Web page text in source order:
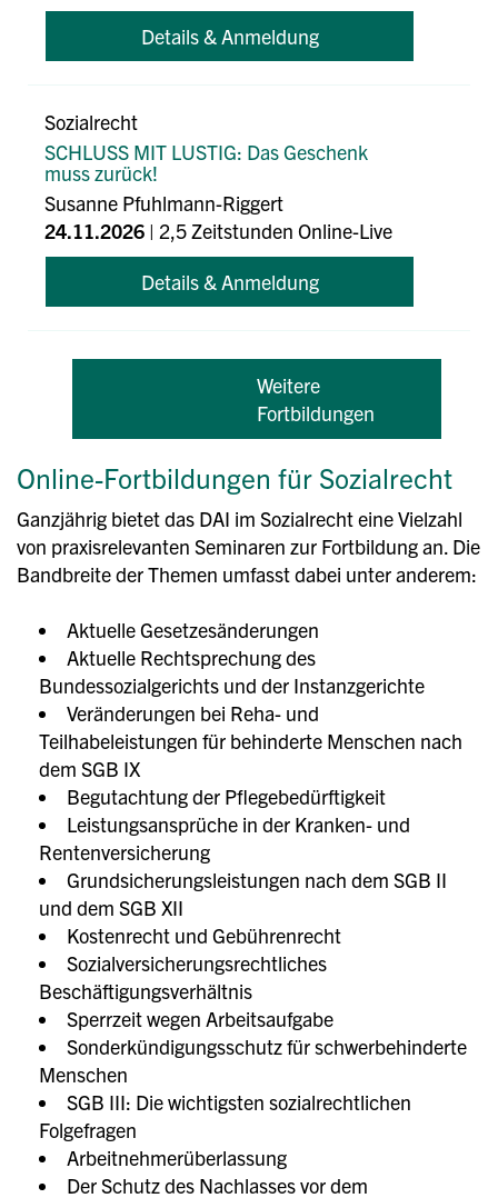
Details & Anmeldung
Sozialrecht
SCHLUSS MIT LUSTIG: Das Geschenk
muss zurück!
Susanne Pfuhlmann-Riggert
24.11.2026 | 2,5 Zeitstunden Online-Live
Details & Anmeldung
Weitere
Fortbildungen
Online-Fortbildungen für Sozialrecht
Ganzjährig bietet das DAI im Sozialrecht eine Vielzahl
von praxisrelevanten Seminaren zur Fortbildung an. Die
Bandbreite der Themen umfasst dabei unter anderem:
Aktuelle Gesetzesänderungen
Aktuelle Rechtsprechung des
Bundessozialgerichts und der Instanzgerichte
Veränderungen bei Reha- und
Teilhabeleistungen für behinderte Menschen nach
dem SGB IX
Begutachtung der Pflegebedürftigkeit
Leistungsansprüche in der Kranken- und
Rentenversicherung
Grundsicherungsleistungen nach dem SGB II
und dem SGB XII
Kostenrecht und Gebührenrecht
Sozialversicherungsrechtliches
Beschäftigungsverhältnis
Sperrzeit wegen Arbeitsaufgabe
Sonderkündigungsschutz für schwerbehinderte
Menschen
SGB III: Die wichtigsten sozialrechtlichen
Folgefragen
Arbeitnehmerüberlassung
Der Schutz des Nachlasses vor dem